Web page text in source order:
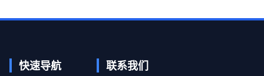
快速导航 联系我们